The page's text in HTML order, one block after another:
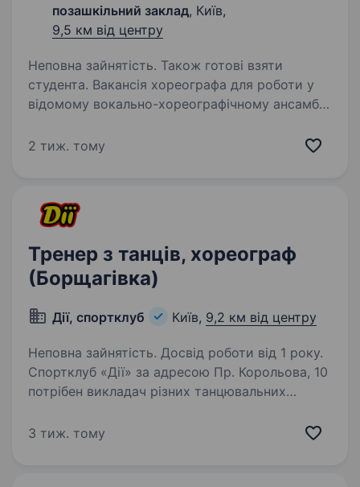
позашкільний заклад, Київ,
9,5 км від центру
Неповна зайнятість. Також готові взяти
студента. Вакансія хореографа для роботи у
відомому вокально-хореографічному ансамблі
гори). Наш колектив багато концертує
2 тиж. тому
Тренер з танців, хореограф
(Борщагівка)
Дії, спортклуб Київ, 9,2 км від центру
Неповна зайнятість. Досвід роботи від 1 року.
Спортклуб «Дії» за адресою Пр. Корольова, 10
потрібен викладач різних танцювальних
напрямків: Strip plastic, Heels, Sensual Strip,
3 тиж. тому